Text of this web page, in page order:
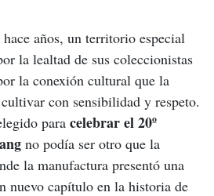
años, un territorio especial
la lealtad de sus coleccionistas
la conexión cultural que la
con sensibilidad y respeto.
para celebrar el 20º
no podía ser otro que la
la manufactura presentó una
nuevo capítulo en la historia de